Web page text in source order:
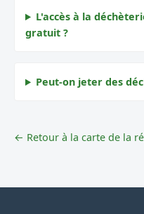
L'accès à la
gratuit ?
Peut-on jeter des
← Retour à la carte de la